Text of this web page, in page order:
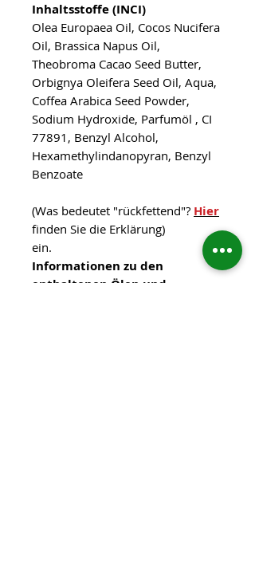
Inhaltsstoffe (INCI)
Olea Europaea Oil, Cocos Nucifera
Oil, Brassica Napus Oil,
Theobroma Cacao Seed Butter,
Orbignya Oleifera Seed Oil, Aqua,
Coffea Arabica Seed Powder,
Sodium Hydroxide, Parfumöl , CI
77891, Benzyl Alcohol,
Hexamethylindanopyran, Benzyl
Benzoate
(Was bedeutet "rückfettend"? Hier
finden Sie die Erklärung)
ein.
Informationen zu den
enthaltenen Ölen und